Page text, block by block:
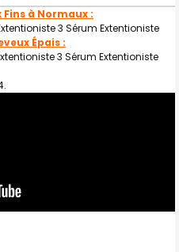
Fins à Normaux :
3 Sérum Extentioniste
Épais :
3 Sérum Extentioniste